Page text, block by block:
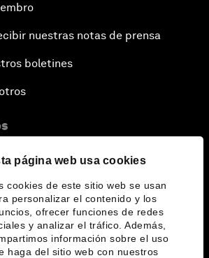
página web usa cookies
cookies de este sitio web se usan
personalizar el contenido y los
ofrecer funciones de redes
y analizar el tráfico. Además,
información sobre el uso
haga del sitio web con nuestros
nuestras notas de prensa
boletines
el Foro
idiomas